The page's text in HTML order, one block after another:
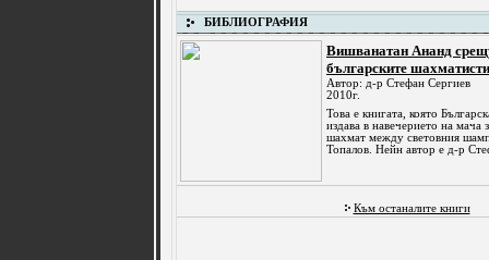
БИБЛИОГРАФИЯ
Вишванатан Ананд
българските шахматисти
Автор: д-р Стефан Сергиев
2010г.
Това е книгата, която
издава в навечерието на мача
шахмат между световния
Топалов. Нейн автор е д-р
Към останалите книги